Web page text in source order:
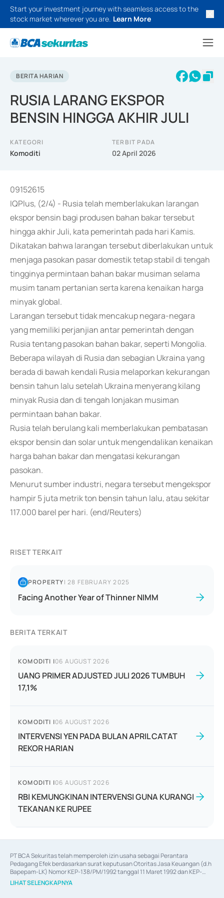
Start your investment journey with seamless access to the
stock market wherever you are. Learn More
BERITA HARIAN
RUSIA LARANG EKSPOR
BENSIN HINGGA AKHIR JULI
KATEGORI
Komoditi
TERBIT PADA
02 April 2026
09152615
IQPlus, (2/4) - Rusia telah memberlakukan larangan
ekspor bensin bagi produsen bahan bakar tersebut
hingga akhir Juli, kata pemerintah pada hari Kamis.
Dikatakan bahwa larangan tersebut diberlakukan untuk
menjaga pasokan pasar domestik tetap stabil di tengah
tingginya permintaan bahan bakar musiman selama
musim tanam pertanian serta karena kenaikan harga
minyak global.
Larangan tersebut tidak mencakup negara-negara
yang memiliki perjanjian antar pemerintah dengan
Rusia tentang pasokan bahan bakar, seperti Mongolia.
Beberapa wilayah di Rusia dan sebagian Ukraina yang
berada di bawah kendali Rusia melaporkan kekurangan
bensin tahun lalu setelah Ukraina menyerang kilang
minyak Rusia dan di tengah lonjakan musiman
permintaan bahan bakar.
Rusia telah berulang kali memberlakukan pembatasan
ekspor bensin dan solar untuk mengendalikan kenaikan
harga bahan bakar dan mengatasi kekurangan
pasokan.
Menurut sumber industri, negara tersebut mengekspor
hampir 5 juta metrik ton bensin tahun lalu, atau sekitar
117.000 barel per hari. (end/Reuters)
RISET TERKAIT
PROPERTY|28 FEBRUARY 2025
Facing Another Year of Thinner NIMM
BERITA TERKAIT
KOMODITI |06 AUGUST 2026
UANG PRIMER ADJUSTED JULI 2026 TUMBUH
17,1%
KOMODITI |06 AUGUST 2026
INTERVENSI YEN PADA BULAN APRIL CATAT
REKOR HARIAN
KOMODITI |06 AUGUST 2026
RBI KEMUNGKINAN INTERVENSI GUNA KURANGI
TEKANAN KE RUPEE
PT BCA Sekuritas telah memperoleh izin usaha sebagai Perantara
Pedagang Efek berdasarkan surat keputusan Otoritas Jasa Keuangan (d.h
Bapepam-LK) Nomor KEP-138/PM/1992 tanggal 11 Maret 1992 dan KEP-
06/D.04/2014 tanggal 28 Februari 2014, izin usaha sebagai Penjamin Emisi
Efek berdasarkan surat keputusan Otoritas Jasa Keuangan Nomor KEP-
LIHAT SELENGKAPNYA